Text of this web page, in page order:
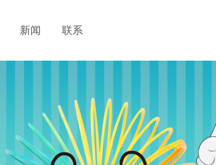
新闻 联系